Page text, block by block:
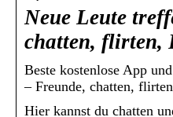
Neue Leute
chatten, flirten,
Beste kostenlose App
– Freunde, chatten,
Hier kannst du chatten